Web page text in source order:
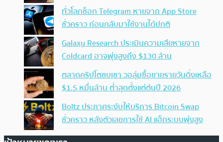
ทั่วโลกช็อก Telegram หายจาก App Store
ชั่วคราว ก่อนกลับมาใช้งานได้ปกติ
Galaxy Research ประเมินความเสียหายจาก
Coldcard อาจพุ่งสูงถึง $130 ล้าน
ตลาดคริปโตซบเซา วอลุ่มซื้อขายรายวันดิ่งเหลือ
$1.5 หมื่นล้าน ต่ำสุดตั้งแต่ต้นปี 2026
Boltz ประกาศระงับให้บริการ Bitcoin Swap
ชั่วคราว หลังตัวเลขการใช้ AI แฮ็กระบบพุ่งสูง